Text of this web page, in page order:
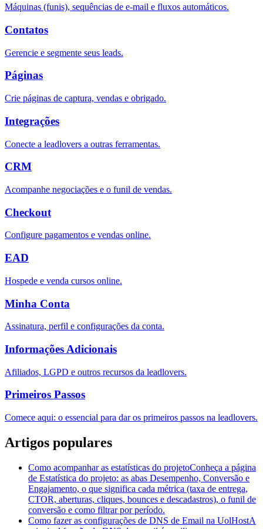
Máquinas (funis), sequências de e-mail e fluxos automáticos.
Contatos
Gerencie e segmente seus leads.
Páginas
Crie páginas de captura, vendas e obrigado.
Integrações
Conecte a leadlovers a outras ferramentas.
CRM
Acompanhe negociações e o funil de vendas.
Checkout
Configure pagamentos e vendas online.
EAD
Hospede e venda cursos online.
Minha Conta
Assinatura, perfil e configurações da conta.
Informações Adicionais
Afiliados, LGPD e outros recursos da leadlovers.
Primeiros Passos
Comece aqui: o essencial para dar os primeiros passos na leadlovers.
Artigos populares
Como acompanhar as estatísticas do projetoConheça a página
de Estatística do projeto: as abas Desempenho, Conversão e
Engajamento, o que significa cada métrica (taxa de entrega,
CTOR, aberturas, cliques, bounces e descadastros), o funil de
conversão e como filtrar por período.
Como fazer as configurações de DNS de Email na UolHostA